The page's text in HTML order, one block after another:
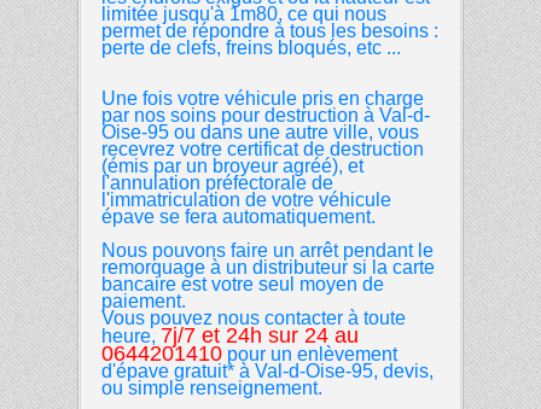
limitée jusqu'à 1m80, ce qui nous
permet de répondre à tous les besoins :
perte de clefs, freins bloqués, etc ...
Une fois votre véhicule pris en charge
par nos soins pour destruction à Val-d-
Oise-95 ou dans une autre ville, vous
recevrez votre certificat de destruction
(émis par un broyeur agréé), et
l'annulation préfectorale de
l'immatriculation de votre véhicule
épave se fera automatiquement.
Nous pouvons faire un arrêt pendant le
remorquage à un distributeur si la carte
bancaire est votre seul moyen de
paiement.
Vous pouvez nous contacter à toute
heure, 7j/7 et 24h sur 24 au
0644201410 pour un enlèvement
d'épave gratuit* à Val-d-Oise-95, devis,
ou simple renseignement.